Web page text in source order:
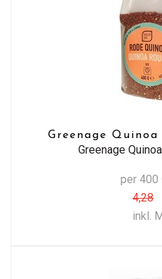
Greenage
Greenage
per 400
4,28
inkl.